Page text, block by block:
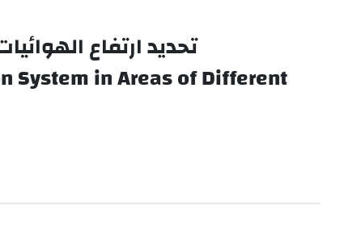
تحديد ارتفاع
System in Areas of Different